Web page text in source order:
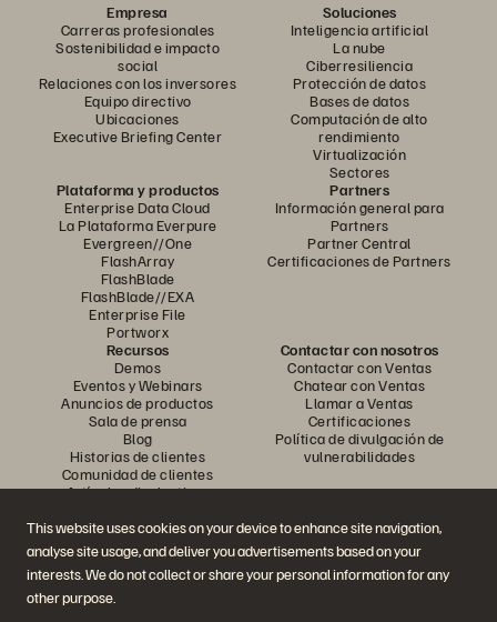
This website uses cookies on your device to enhance site navigation,
analyse site usage, and deliver you advertisements based on your
interests. We do not collect or share your personal information for any
other purpose.
Empresa
Carreras profesionales
Sostenibilidad e impacto
social
Relaciones con los inversores
Equipo directivo
Ubicaciones
Executive Briefing Center
Soluciones
Inteligencia artificial
La nube
Ciberresiliencia
Protección de datos
Bases de datos
Computación de alto
rendimiento
Virtualización
Sectores
Plataforma y productos
Enterprise Data Cloud
La Plataforma Everpure
Evergreen//One
FlashArray
FlashBlade
FlashBlade//EXA
Enterprise File
Portworx
Partners
Información general para
Partners
Partner Central
Certificaciones de Partners
Recursos
Demos
Eventos y Webinars
Anuncios de productos
Sala de prensa
Blog
Historias de clientes
Comunidad de clientes
Artículos divulgativos
Contactar con nosotros
Contactar con Ventas
Chatear con Ventas
Llamar a Ventas
Certificaciones
Política de divulgación de
vulnerabilidades
Únase a la conversación
Siga las redes sociales oficiales de Everpure